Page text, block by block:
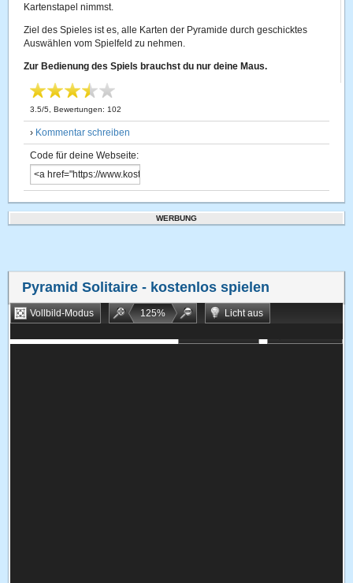
Kartenstapel nimmst.
Ziel des Spieles ist es, alle Karten der Pyramide durch geschicktes
Auswählen vom Spielfeld zu nehmen.
Zur Bedienung des Spiels brauchst du nur deine Maus.
3.5/5 , Bewertungen: 102
› Kommentar schreiben
Code für deine Webseite:
WERBUNG
Pyramid Solitaire - kostenlos spielen
Vollbild-Modus 125%
Licht aus